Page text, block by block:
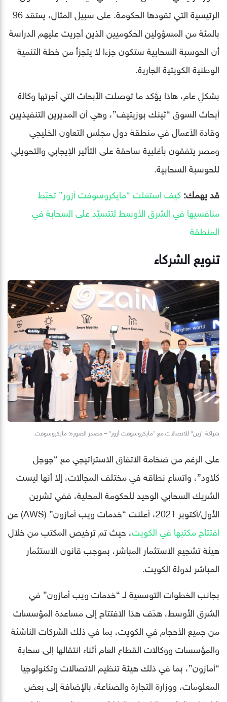
الرئيسية التي تقودها الحكومة. على سبيل المثال، يعتقد 96
بالمئة من المسؤولين الحكوميين الذين أجريت عليهم الدراسة
أن الحوسبة السحابية ستكون جزءا لا يتجزأ من خطة التنمية
الوطنية الكويتية الجارية.
بشكلٍ عام، هاذا يؤكد ما توصلت الأبحاث التي أجرتها وكالة
أبحاث السوق “ثينك بوزيتيف”، وهي أن المديرين التنفيذيين
وقادة الأعمال في منطقة دول مجلس التعاون الخليجي
ومصر يتفقون بأغلبية ساحقة على التأثير الإيجابي والتحويلي
للحوسبة السحابية.
قد يهمك:كيف استغلت “مايكروسوفت أزور” تخبّط
منافسيها في الشرق الأوسط لتتسيّد على السحابة في
المنطقة
تنويع الشركاء
شراكة “زين” للاتصالات مع “مايكروسوفت أزور” – مصدر الصورة: مايكروسوفت.
على الرغم من ضخامة الاتفاق الاستراتيجي مع “جوجل
كلاود”، واتساع نطاقه في مختلف المجالات، إلا أنها ليست
الشريك السحابي الوحيد للحكومة المحلية، ففي تشرين
الأول/أكتوبر 2021، أعلنت “خدمات ويب أمازون” (AWS) عن
افتتاح مكتبها في الكويت، حيث تم ترخيص المكتب من خلال
هيئة تشجيع الاستثمار المباشر، بموجب قانون الاستثمار
المباشر لدولة الكويت.
بجانب الخطوات التوسعية لـ “خدمات ويب أمازون” في
الشرق الأوسط، هدَف هذا الافتتاح إلى مساعدة المؤسسات
من جميع الأحجام في الكويت، بما في ذلك الشركات الناشئة
والمؤسسات ووكالات القطاع العام أثناء انتقالها إلى سحابة
“أمازون”، بما في ذلك هيئة تنظيم الاتصالات وتكنولوجيا
المعلومات، ووزارة التجارة والصناعة، بالإضافة إلى بعض